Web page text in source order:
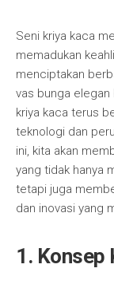
Seni kriya kaca
memadukan
menciptakan
vas bunga elegan
kriya kaca terus
teknologi dan
ini, kita akan
yang tidak hanya
tetapi juga
dan inovasi yang
1. Konsep